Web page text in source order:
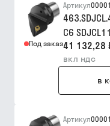
Под заказ
Артикул
C6
41 132,28
вкл ндс
в
Артикул